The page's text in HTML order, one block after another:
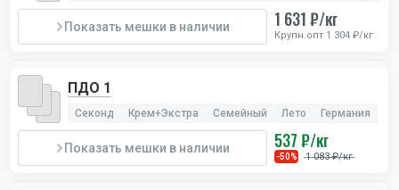
Показать мешки в наличии 1 631 ₽/кг
Крупн.опт 1 304 ₽/кг
ПДО 1
Секонд Крем+Экстра Семейный Лето Германия
Показать мешки в наличии 537 ₽/кг
-50% 1 083 ₽/кг